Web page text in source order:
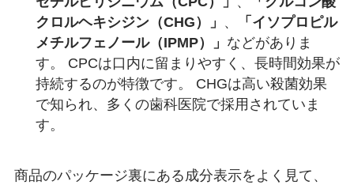
クロルヘキシジン（CHG）」 、
「イソプロピル
メチルフェノール（IPMP）」 などがありま
す。 CPCは口内に留まりやすく、長時間効果が
持続するのが特徴です。 CHGは高い殺菌効果
で知られ、多くの歯科医院で採用されていま
す。
商品のパッケージ裏にある成分表示をよく見て、